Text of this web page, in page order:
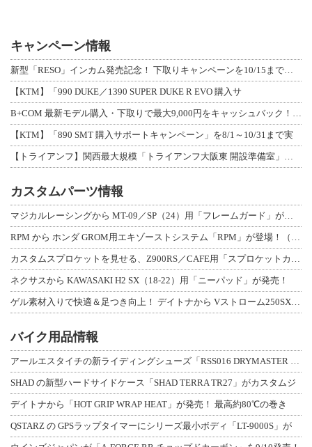
キャンペーン情報
【KTM】「990 DUKE／1390 SUPER DUKE R EVO 購入サ
【KTM】「890 SMT 購入サポートキャンペーン」を8/1～10/31まで実
カスタムパーツ情報
ネクサスから KAWASAKI H2 SX（18-22）用「ニーパッド」が発売！
バイク用品情報
SHAD の新型ハードサイドケース「SHAD TERRA TR27」がカスタムジ
デイトナから「HOT GRIP WRAP HEAT」が発売！ 最高約80℃の巻き
QSTARZ の GPSラップタイマーにシリーズ最小ボディ「LT-9000S」が